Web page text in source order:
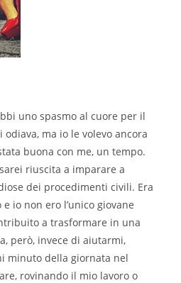
uno spasmo al cuore per il
ma io le volevo ancora
buona con me, un tempo.
riuscita a imparare a
dei procedimenti civili. Era
io non ero l’unico giovane
a trasformare in una
però, invece di aiutarmi,
minuto della giornata nel
rovinando il mio lavoro o